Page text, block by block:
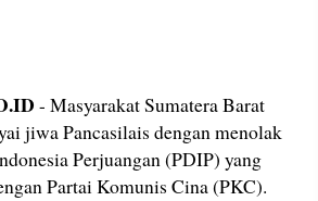
- Masyarakat Sumatera Barat
jiwa Pancasilais dengan menolak
Perjuangan (PDIP) yang
Partai Komunis Cina (PKC).